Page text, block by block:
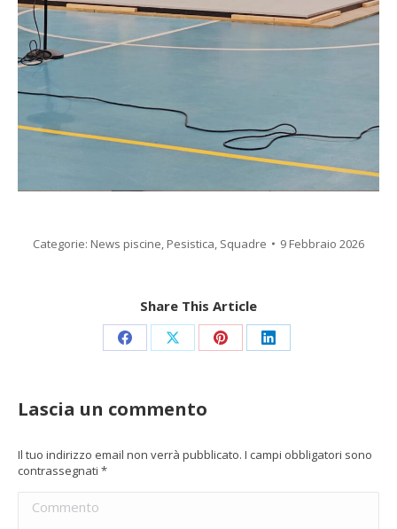
Categorie: News piscine, Pesistica, Squadre 9 Febbraio 2026
Share This Article
Condividi
Facebook
Condividi
X
CondividiCondividi
Lascia un commento
Il tuo indirizzo email non verrà pubblicato. I campi obbligatori sono
contrassegnati *
Commento